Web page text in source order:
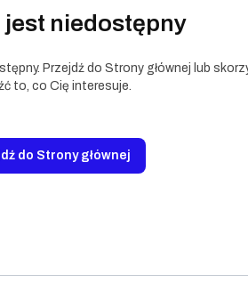
niedostępny
Przejdź do Strony głównej lub
to, co Cię interesuje.
do Strony głównej